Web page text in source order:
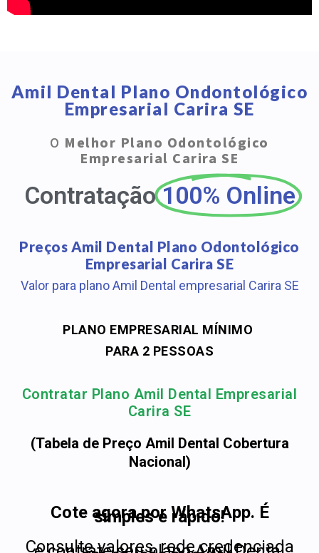
Amil Dental Plano Ondontológico
Empresarial Carira SE
O Melhor Plano Odontológico
Empresarial Carira SE
Contratação 100% Online
Preços Amil Dental Plano Odontológico
Empresarial Carira SE
Valor para plano Amil Dental empresarial Carira SE
PLANO EMPRESARIAL MÍNIMO
PARA 2 PESSOAS
Contratar Plano Amil Dental Empresarial
Carira SE
(Tabela de Preço Amil Dental Cobertura
Nacional)
Cote agora por WhatsApp. É
simples e rápido!
Consulte valores, rede credenciada